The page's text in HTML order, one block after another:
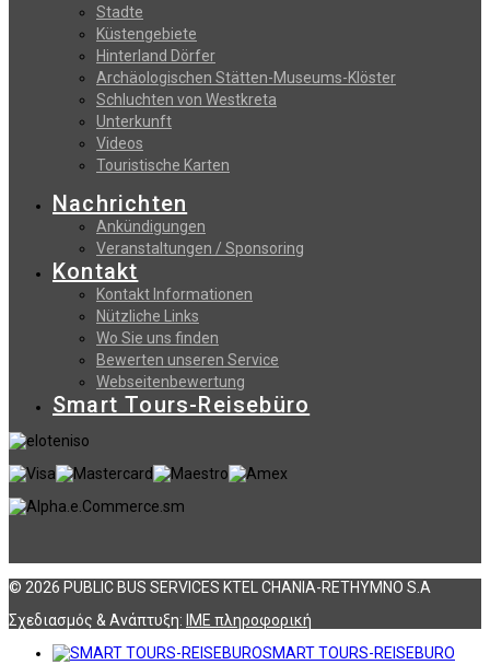
Stadte
Küstengebiete
Hinterland Dörfer
Archäologischen Stätten-Museums-Klöster
Schluchten von Westkreta
Unterkunft
Videos
Touristische Karten
Nachrichten
Ankündigungen
Veranstaltungen / Sponsoring
Kontakt
Kontakt Informationen
Nützliche Links
Wo Sie uns finden
Bewerten unseren Service
Webseitenbewertung
Smart Tours-Reisebüro
© 2026 PUBLIC BUS SERVICES KTEL CHANIA-RETHYMNO S.A
Σχεδιασμός & Ανάπτυξη: ΙΜΕ πληροφορική
SMART TOURS-REISEBURO